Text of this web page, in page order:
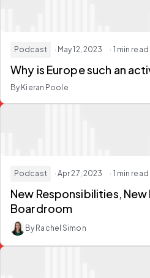
Podcast · May 12, 2023 · 1 min read
Why is Europe such an
By Kieran Poole
Podcast · Apr 27, 2023 · 1 min read
New Responsibilities, New
Boardroom
By Rachel Simon